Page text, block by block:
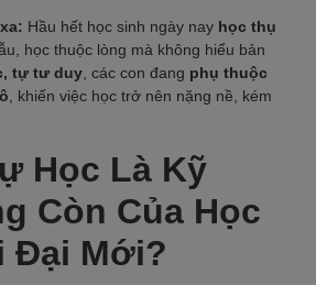
Hầu hết học sinh ngày nay học thụ
học thuộc lòng mà không hiểu bản
tự tư duy , các con đang phụ thuộc
, khiến việc học trở nên nặng nề, kém
Học Là Kỹ
Còn Của Học
Đại Mới?